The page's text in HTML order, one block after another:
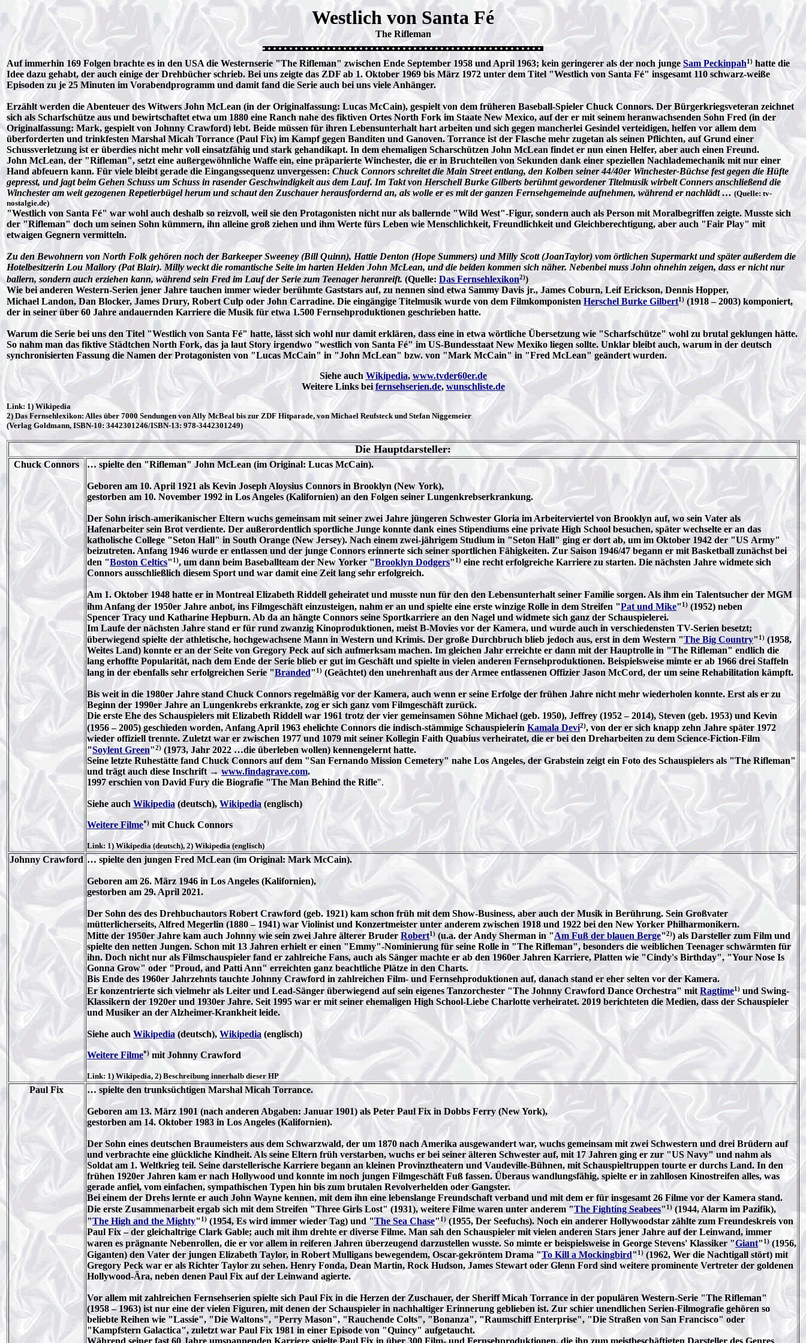
Westlich von Santa Fé
The Rifleman
Auf immerhin 169 Folgen brachte es in den USA die Westernserie "The Rifleman" zwischen Ende September 1958 und April 1963; kein geringerer als der noch junge Sam Peckinpah1)hatte die
Idee dazu gehabt, der auch einige der Drehbücher schrieb. Bei uns zeigte das ZDF ab 1. Oktober 1969 bis März 1972 unter dem Titel "Westlich von Santa Fé" insgesamt 110 schwarz-weiße
Episoden zu je 25 Minuten im Vorabendprogramm und damit fand die Serie auch bei uns viele Anhänger.
Erzählt werden die Abenteuer des Witwers John McLean (in der Originalfassung: Lucas McCain), gespielt von dem früheren Baseball-Spieler Chuck Connors. Der Bürgerkriegsveteran zeichnet
sich als Scharfschütze aus und bewirtschaftet etwa um 1880 eine Ranch nahe des fiktiven Ortes North Fork im Staate New Mexico, auf der er mit seinem heranwachsenden Sohn Fred (in der
Originalfassung: Mark, gespielt von Johnny Crawford) lebt. Beide müssen für ihren Lebensunterhalt hart arbeiten und sich gegen mancherlei Gesindel verteidigen, helfen vor allem dem
überforderten und trinkfesten Marshal Micah Torrance (Paul Fix) im Kampf gegen Banditen und Ganoven. Torrance ist der Flasche mehr zugetan als seinen Pflichten, auf Grund einer
Schussverletzung ist er überdies nicht mehr voll einsatzfähig und stark gehandikapt. In dem ehemaligen Scharschützen John McLean findet er nun einen Helfer, aber auch einen Freund.
John McLean, der "Rifleman", setzt eine außergewöhnliche Waffe ein, eine präparierte Winchester, die er in Bruchteilen von Sekunden dank einer speziellen Nachlademechanik mit nur einer
Hand abfeuern kann. Für viele bleibt gerade die Eingangssequenz unvergessen:Chuck Connors schreitet die Main Street entlang, den Kolben seiner 44/40er Winchester-Büchse fest gegen die Hüfte
gepresst, und jagt beim Gehen Schuss um Schuss in rasender Geschwindigkeit aus dem Lauf. Im Takt von Herschell Burke Gilberts berühmt gewordener Titelmusik wirbelt Conners anschließend die
Winchester am weit gezogenen Repetierbügel herum und schaut den Zuschauer herausfordernd an, als wolle er es mit der ganzen Fernsehgemeinde aufnehmen, während er nachlädt … (Quelle: tv-
nostalgie.de)
"Westlich von Santa Fé" war wohl auch deshalb so reizvoll, weil sie den Protagonisten nicht nur als ballernde "Wild West"-Figur, sondern auch als Person mit Moralbegriffen zeigte. Musste sich
der "Rifleman" doch um seinen Sohn kümmern, ihn alleine groß ziehen und ihm Werte fürs Leben wie Menschlichkeit, Freundlichkeit und Gleichberechtigung, aber auch "Fair Play" mit
etwaigen Gegnern vermitteln.
Zu den Bewohnern von North Folk gehören noch der Barkeeper Sweeney (Bill Quinn), Hattie Denton (Hope Summers) und Milly Scott (JoanTaylor) vom örtlichen Supermarkt und später außerdem die
Hotelbesitzerin Lou Mallory (Pat Blair). Milly weckt die romantische Seite im harten Helden John McLean, und die beiden kommen sich näher. Nebenbei muss John ohnehin zeigen, dass er nicht nur
ballern, sondern auch erziehen kann, während sein Fred im Lauf der Serie zum Teenager heranreift. (Quelle: Das Fernsehlexikon2))
Wie bei anderen Western-Serien jener Jahre tauchen immer wieder berühmte Gaststars auf, zu nennen sind etwa Sammy Davis jr., James Coburn, Leif Erickson, Dennis Hopper,
Michael Landon, Dan Blocker, James Drury, Robert Culp oder John Carradine. Die eingängige Titelmusik wurde von dem Filmkomponisten Herschel Burke Gilbert1) (1918 – 2003) komponiert,
der in seiner über 60 Jahre andauernden Karriere die Musik für etwa 1.500 Fernsehproduktionen geschrieben hatte.
Warum die Serie bei uns den Titel "Westlich von Santa Fé" hatte, lässt sich wohl nur damit erklären, dass eine in etwa wörtliche Übersetzung wie "Scharfschütze" wohl zu brutal geklungen hätte.
So nahm man das fiktive Städtchen North Fork, das ja laut Story irgendwo "westlich von Santa Fé" im US-Bundesstaat New Mexiko liegen sollte. Unklar bleibt auch, warum in der deutsch
synchronisierten Fassung die Namen der Protagonisten von "Lucas McCain" in "John McLean" bzw. von "Mark McCain" in "Fred McLean" geändert wurden.
Siehe auch Wikipedia, www.tvder60er.de
Weitere Links beifernsehserien.de, wunschliste.de
Link: 1) Wikipedia
2) Das Fernsehlexikon: Alles über 7000 Sendungen von Ally McBeal bis zur ZDF Hitparade, von Michael Reufsteck und Stefan Niggemeier
(Verlag Goldmann, ISBN-10: 3442301246/ISBN-13: 978-3442301249)
Die Hauptdarsteller:
Chuck Connors … spielte den "Rifleman" John McLean (im Original: Lucas McCain).
Geboren am 10. April 1921 als Kevin Joseph Aloysius Connors in Brooklyn (New York),
gestorben am 10. November 1992 in Los Angeles (Kalifornien) an den Folgen seiner Lungenkrebserkrankung.
Der Sohn irisch-amerikanischer Eltern wuchs gemeinsam mit seiner zwei Jahre jüngeren Schwester Gloria im Arbeiterviertel von Brooklyn auf, wo sein Vater als
Hafenarbeiter sein Brot verdiente. Der außerordentlich sportliche Junge konnte dank eines Stipendiums eine private High School besuchen, später wechselte er an das
katholische College "Seton Hall" in South Orange (New Jersey). Nach einem zwei-jährigem Studium in "Seton Hall" ging er dort ab, um im Oktober 1942 der "US Army"
beizutreten. Anfang 1946 wurde er entlassen und der junge Connors erinnerte sich seiner sportlichen Fähigkeiten. Zur Saison 1946/47 begann er mit Basketball zunächst bei
den "Boston Celtics" 1), um dann beim Baseballteam der New Yorker "Brooklyn Dodgers" 1) eine recht erfolgreiche Karriere zu starten. Die nächsten Jahre widmete sich
Connors ausschließlich diesem Sport und war damit eine Zeit lang sehr erfolgreich.
Am 1. Oktober 1948 hatte er in Montreal Elizabeth Riddell geheiratet und musste nun für den den Lebensunterhalt seiner Familie sorgen. Als ihm ein Talentsucher der MGM
ihm Anfang der 1950er Jahre anbot, ins Filmgeschäft einzusteigen, nahm er an und spielte eine erste winzige Rolle in dem Streifen "Pat und Mike"1) (1952) neben
Spencer Tracy und Katharine Hepburn. Ab da an hängte Connors seine Sportkarriere an den Nagel und widmete sich ganz der Schauspielerei.
Im Laufe der nächsten Jahre stand er für rund zwanzig Kinoproduktionen, meist B-Movies vor der Kamera, und wurde auch in verschiedensten TV-Serien besetzt;
überwiegend spielte der athletische, hochgewachsene Mann in Western und Krimis. Der große Durchbruch blieb jedoch aus, erst in dem Western "The Big Country" 1) (1958,
Weites Land) konnte er an der Seite von Gregory Peck auf sich aufmerksam machen. Im gleichen Jahr erreichte er dann mit der Hauptrolle in "The Rifleman" endlich die
lang erhoffte Popularität, nach dem Ende der Serie blieb er gut im Geschäft und spielte in vielen anderen Fernsehproduktionen. Beispielsweise mimte er ab 1966 drei Staffeln
lang in der ebenfalls sehr erfolgreichen Serie "Branded" 1) (Geächtet) den unehrenhaft aus der Armee entlassenen Offizier Jason McCord, der um seine Rehabilitation kämpft.
Bis weit in die 1980er Jahre stand Chuck Connors regelmäßig vor der Kamera, auch wenn er seine Erfolge der frühen Jahre nicht mehr wiederholen konnte. Erst als er zu
Beginn der 1990er Jahre an Lungenkrebs erkrankte, zog er sich ganz vom Filmgeschäft zurück.
Die erste Ehe des Schauspielers mit Elizabeth Riddell war 1961 trotz der vier gemeinsamen Söhne Michael (geb. 1950), Jeffrey (1952 – 2014), Steven (geb. 1953) und Kevin
(1956 – 2005) geschieden worden, Anfang April 1963 ehelichte Connors die indisch-stämmige Schauspielerin Kamala Devi2), von der er sich knapp zehn Jahre später 1972
wieder offiziell trennte. Zuletzt war er zwischen 1977 und 1079 mit seiner Kollegin Faith Quabius verheiratet, die er bei den Dreharbeiten zu dem Science-Fiction-Film
"Soylent Green"2)(1973, Jahr 2022 …die überleben wollen) kennengelernt hatte.
Seine letzte Ruhestätte fand Chuck Connors auf dem "San Fernando Mission Cemetery" nahe Los Angeles, der Grabstein zeigt ein Foto des Schauspielers als "The Rifleman"
und trägt auch diese Inschrift → www.findagrave.com.
1997 erschien von David Fury die Biografie "The Man Behind the Rifle".
Siehe auchWikipedia (deutsch), Wikipedia(englisch)
Weitere Filme*) mit Chuck Connors
Link: 1) Wikipedia (deutsch), 2) Wikipedia (englisch)
Johnny Crawford … spielte den jungen Fred McLean (im Original: Mark McCain).
Geboren am 26. März 1946 in Los Angeles (Kalifornien),
gestorben am 29. April 2021.
Der Sohn des des Drehbuchautors Robert Crawford (geb. 1921) kam schon früh mit dem Show-Business, aber auch der Musik in Berührung. Sein Großvater
mütterlicherseits, Alfred Megerlin (1880 – 1941) war Violinist und Konzertmeister unter anderem zwischen 1918 und 1922 bei den New Yorker Philharmonikern.
Mitte der 1950er Jahre kam auch Johnny wie sein zwei Jahre älterer Bruder Robert1) (u.a. der Andy Sherman in "Am Fuß der blauen Berge"2)) als Darsteller zum Film und
spielte den netten Jungen. Schon mit 13 Jahren erhielt er einen "Emmy"-Nominierung für seine Rolle in "The Rifleman", besonders die weiblichen Teenager schwärmten für
ihn. Doch nicht nur als Filmschauspieler fand er zahlreiche Fans, auch als Sänger machte er ab den 1960er Jahren Karriere, Platten wie "Cindy's Birthday", "Your Nose Is
Gonna Grow" oder "Proud, and Patti Ann" erreichten ganz beachtliche Plätze in den Charts.
Bis Ende des 1960er Jahrzehnts tauchte Johnny Crawford in zahlreichen Film- und Fernsehproduktionen auf, danach stand er eher selten vor der Kamera.
Er konzentrierte sich vielmehr als Leiter und Lead-Sänger überwiegend auf sein eigenes Tanzorchester "The Johnny Crawford Dance Orchestra" mit Ragtime1) und Swing-
Klassikern der 1920er und 1930er Jahre. Seit 1995 war er mit seiner ehemaligen High School-Liebe Charlotte verheiratet. 2019 berichteten die Medien, dass der Schauspieler
und Musiker an der Alzheimer-Krankheit leide.
Siehe auch Wikipedia (deutsch), Wikipedia (englisch)
Weitere Filme*) mit Johnny Crawford
Link: 1) Wikipedia, 2) Beschreibung innerhalb dieser HP
Paul Fix … spielte den trunksüchtigen Marshal Micah Torrance.
Geboren am 13. März 1901 (nach anderen Abgaben: Januar 1901) als Peter Paul Fix in Dobbs Ferry (New York),
gestorben am 14. Oktober 1983 in Los Angeles (Kalifornien).
Der Sohn eines deutschen Braumeisters aus dem Schwarzwald, der um 1870 nach Amerika ausgewandert war, wuchs gemeinsam mit zwei Schwestern und drei Brüdern auf
und verbrachte eine glückliche Kindheit. Als seine Eltern früh verstarben, wuchs er bei seiner älteren Schwester auf, mit 17 Jahren ging er zur "US Navy" und nahm als
Soldat am 1. Weltkrieg teil. Seine darstellerische Karriere begann an kleinen Provinztheatern und Vaudeville-Bühnen, mit Schauspieltruppen tourte er durchs Land. In den
frühen 1920er Jahren kam er nach Hollywood und konnte im noch jungen Filmgeschäft Fuß fassen. Überaus wandlungsfähig, spielte er in zahllosen Kinostreifen alles, was
gerade anfiel, vom einfachen, sympathischen Typen hin bis zum brutalen Revolverhelden oder Gangster.
Bei einem der Drehs lernte er auch John Wayne kennen, mit dem ihn eine lebenslange Freundschaft verband und mit dem er für insgesamt 26 Filme vor der Kamera stand.
Die erste Zusammenarbeit ergab sich mit dem Streifen "Three Girls Lost" (1931), weitere Filme waren unter anderem "The Fighting Seabees"1) (1944, Alarm im Pazifik),
"The High and the Mighty" 1) (1954, Es wird immer wieder Tag) und "The Sea Chase"1) (1955, Der Seefuchs). Noch ein anderer Hollywoodstar zählte zum Freundeskreis von
Paul Fix – der gleichaltrige Clark Gable; auch mit ihm drehte er diverse Filme. Man sah den Schauspieler mit vielen anderen Stars jener Jahre auf der Leinwand, immer
waren es prägnante Nebenrollen, die er vor allem in reiferen Jahren überzeugend darzustellen wusste. So mimte er beispielsweise in George Stevens' Klassiker "Giant" 1) (1956,
Giganten) den Vater der jungen Elizabeth Taylor, in Robert Mulligans bewegendem, Oscar-gekröntem Drama "To Kill a Mockingbird" 1) (1962, Wer die Nachtigall stört) mit
Gregory Peck war er als Richter Taylor zu sehen.Henry Fonda, Dean Martin, Rock Hudson, James Stewart oder Glenn Ford sind weitere prominente Vertreter der goldenen
Hollywood-Ära, neben denen Paul Fix auf der Leinwand agierte.
Vor allem mit zahlreichen Fernsehserien spielte sich Paul Fix in die Herzen der Zuschauer, der Sheriff Micah Torrance in der populären Western-Serie "The Rifleman"
(1958 – 1963) ist nur eine der vielen Figuren, mit denen der Schauspieler in nachhaltiger Erinnerung geblieben ist. Zur schier unendlichen Serien-Filmografie gehören so
beliebte Reihen wie "Lassie", "Die Waltons", "Perry Mason", "Rauchende Colts", "Bonanza", "Raumschiff Enterprise", "Die Straßen von San Francisco" oder
"Kampfstern Galactica", zuletzt war Paul Fix 1981 in einer Episode von "Quincy" aufgetaucht.